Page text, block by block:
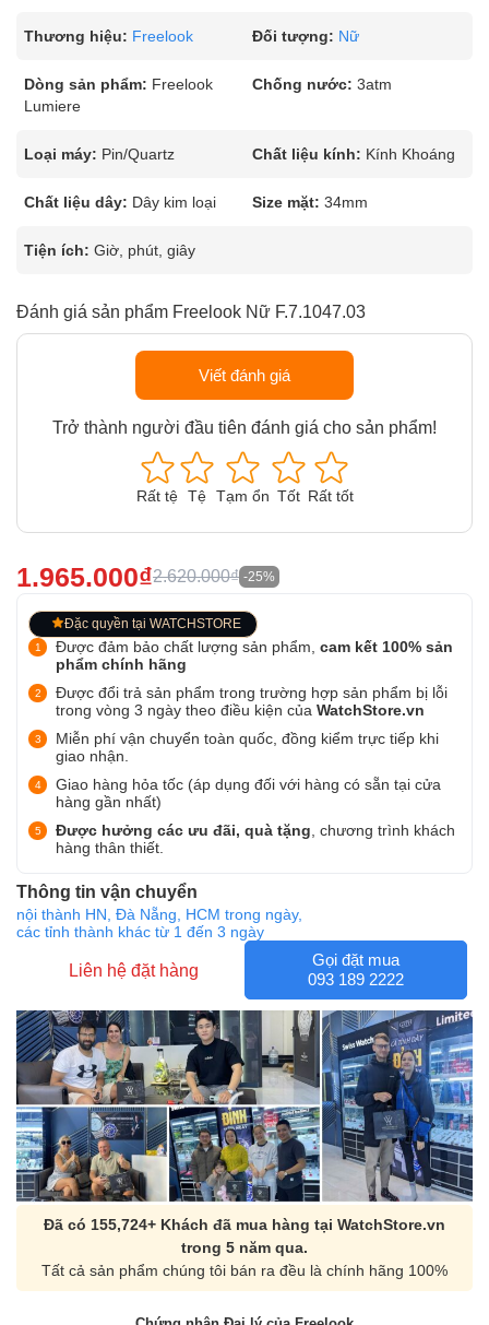
Thương hiệu: Freelook Đối tượng: Nữ
Dòng sản phẩm: Freelook
Lumiere
Chống nước: 3atm
Loại máy: Pin/Quartz Chất liệu kính: Kính Khoáng
Chất liệu dây: Dây kim loại Size mặt: 34mm
Tiện ích: Giờ, phút, giây
Đánh giá sản phẩm Freelook Nữ F.7.1047.03
Viết đánh giá
Trở thành người đầu tiên đánh giá cho sản phẩm!
Rất tệ Tệ Tạm ổn Tốt Rất tốt
1.965.000₫2.620.000₫ -25%
Đặc quyền tại WATCHSTORE
Được đảm bảo chất lượng sản phẩm, cam kết 100% sản
phẩm chính hãng
Được đổi trả sản phẩm trong trường hợp sản phẩm bị lỗi
trong vòng 3 ngày theo điều kiện của WatchStore.vn
Miễn phí vận chuyển toàn quốc, đồng kiểm trực tiếp khi
giao nhận.
Giao hàng hỏa tốc (áp dụng đối với hàng có sẵn tại cửa
hàng gần nhất)
Được hưởng các ưu đãi, quà tặng , chương trình khách
hàng thân thiết.
Thông tin vận chuyển
nội thành HN, Đà Nẵng, HCM trong ngày,
các tỉnh thành khác từ 1 đến 3 ngày
Liên hệ đặt hàng
Gọi đặt mua
093 189 2222
Đã có 155,724+ Khách đã mua hàng tại WatchStore.vn
trong 5 năm qua.
Tất cả sản phẩm chúng tôi bán ra đều là chính hãng 100%